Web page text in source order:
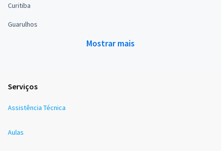
Curitiba
Guarulhos
Mostrar mais
Serviços
Assistência Técnica
Aulas